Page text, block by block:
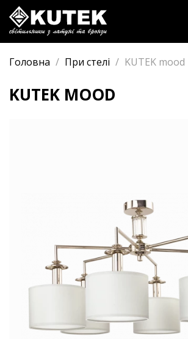
Головна / При стелі / KUTEK mood
KUTEK MOOD